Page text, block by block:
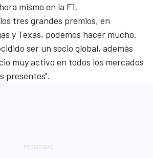
mismo en la F1.
tres grandes premios, en
y Texas, podemos hacer mucho.
ser un socio global, además
muy activo en todos los mercados
presentes".